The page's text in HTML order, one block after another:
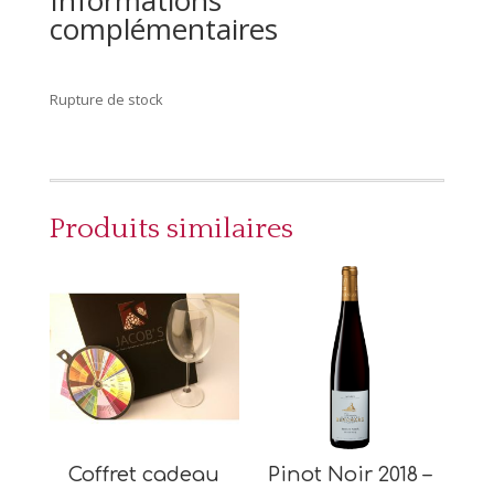
complémentaires
Rupture de stock
Produits similaires
Coffret cadeau
Pinot Noir 2018 –